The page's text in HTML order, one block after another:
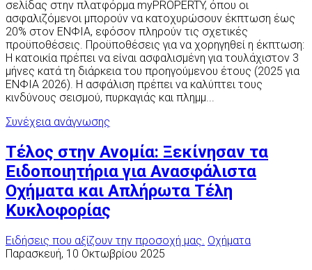
σελίδας στην πλατφόρμα myPROPERTY, όπου οι
ασφαλιζόμενοι μπορούν να κατοχυρώσουν έκπτωση έως
20% στον ΕΝΦΙΑ, εφόσον πληρούν τις σχετικές
προϋποθέσεις. Προϋποθέσεις για να χορηγηθεί η έκπτωση:
Η κατοικία πρέπει να είναι ασφαλισμένη για τουλάχιστον 3
μήνες κατά τη διάρκεια του προηγούμενου έτους (2025 για
ΕΝΦΙΑ 2026). Η ασφάλιση πρέπει να καλύπτει τους
κινδύνους σεισμού, πυρκαγιάς και πλημμ...
Συνέχεια ανάγνωσης
Τέλος στην Ανομία: Ξεκίνησαν τα
Ειδοποιητήρια για Ανασφάλιστα
Οχήματα και Απλήρωτα Τέλη
Κυκλοφορίας
Ειδήσεις που αξίζουν την προσοχή μας. Οχήματα
Παρασκευή, 10 Οκτωβρίου 2025